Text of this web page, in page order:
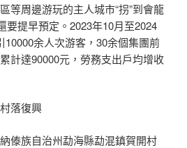
等周邊游玩的主人城市“拐”到會龍
要提早預定。2023年10月至2024
10000余人次游客，30余個集團前
計達90000元，勞務支出戶均增收
落復興
傣族自治州勐海縣勐混鎮賀開村